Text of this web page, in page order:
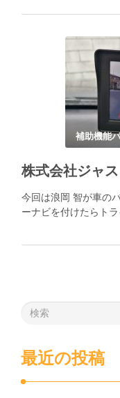
補助機能
今回は浪岡 智が車の
ーナビを付けたらト
最近の投稿